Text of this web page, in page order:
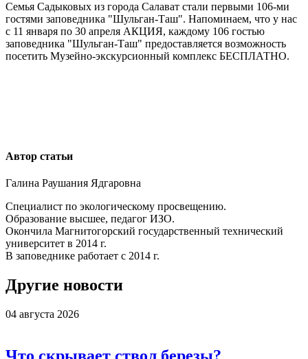
Семья Садыковых из города Салават стали первыми 106-ми
гостями заповедника "Шульган-Таш". Напоминаем, что у нас
с 11 января по 30 апреля АКЦИЯ, каждому 106 гостью
заповедника "Шульган-Таш" предоставляется возможность
посетить Музейно-экскурсионный комплекс БЕСПЛАТНО.
Автор статьи
Галина Раушания Ядгаровна
Специалист по экологическому просвещению.
Образование высшее, педагог ИЗО.
Окончила Магнитогорский государственный технический
университет в 2014 г.
В заповеднике работает с 2014 г.
Другие новости
04 августа 2026
Что скрывает ствол березы?